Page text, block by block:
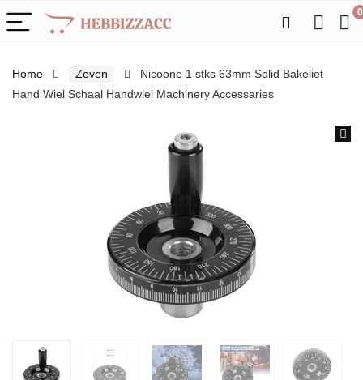
0
Home Zeven
Nicoone 1 stks 63mm Solid Bakeliet
Hand Wiel Schaal Handwiel Machinery Accessaries